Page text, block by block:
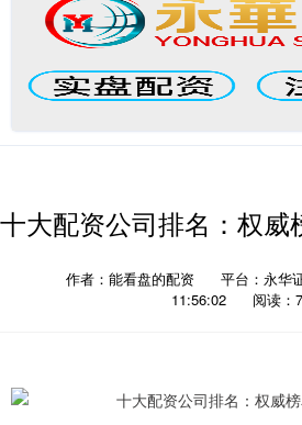
十大配资公司排名：权威
作者：能看盘的配资 平台：永华
11:56:02
阅读：